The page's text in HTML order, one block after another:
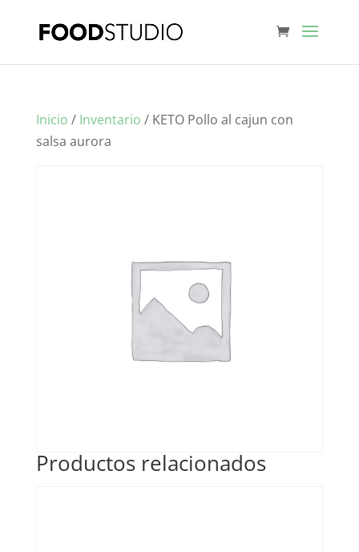
Inicio / Inventario / KETO Pollo al cajun con
salsa aurora
Productos relacionados